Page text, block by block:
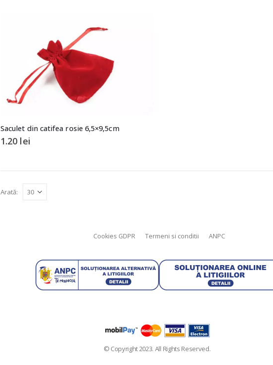
Saculet din catifea rosie 6,5×9,5cm
1.20 lei
Arată:
Cookies GDPR Termeni si conditii ANPC
© Copyright 2023. All Rights Reserved.